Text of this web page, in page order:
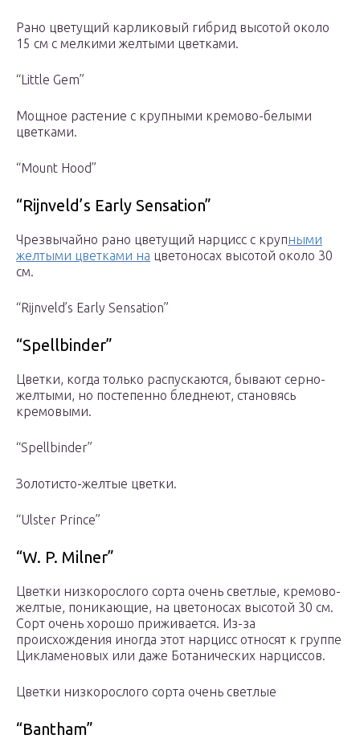
Рано цветущий карли­ковый гибрид высотой около
15 см с мелкими желтыми цветками.
“Little Gem”
Мощное растение с крупны­ми кремово-белыми
цветками.
“Mount Hood”
“Rijnveld’s Early Sensation”
Чрезвы­чайно рано цветущий нарцисс с круп­ными
желтыми цветками на цветоносах высотой около 30
см.
“Rijnveld’s Early Sensation”
“Spellbinder”
Цветки, когда только распуска­ются, бывают серно-
желтыми, но посте­пенно бледнеют, становясь
кремовыми.
“Spellbinder”
Золотисто-желтые цветки.
“Ulster Prince”
“W. P. Milner”
Цветки низкорослого сорта очень светлые, кремово-
желтые, поникающие, на цветоносах высотой 30 см.
Сорт очень хорошо приживается. Из-за
происхождения иногда этот нар­цисс относят к группе
Цикламеновых или даже Ботанических нарциссов.
Цветки низкорослого сорта очень светлые
“Bantham”